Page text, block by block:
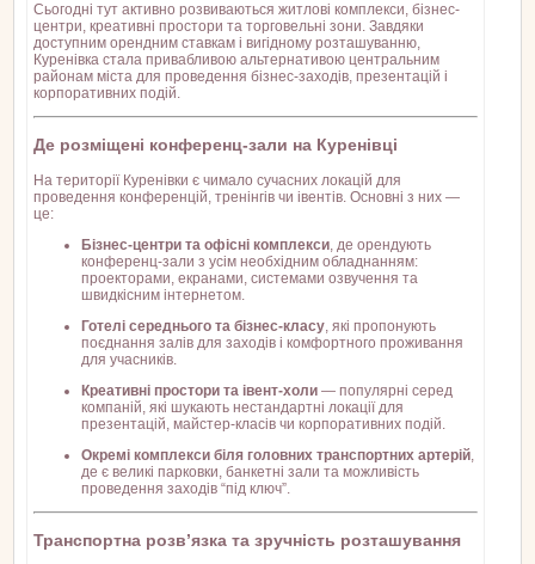
Сьогодні тут активно розвиваються житлові комплекси, бізнес-
центри, креативні простори та торговельні зони. Завдяки
доступним орендним ставкам і вигідному розташуванню,
Куренівка стала привабливою альтернативою центральним
районам міста для проведення бізнес-заходів, презентацій і
корпоративних подій.
Де розміщені конференц-зали на Куренівці
На території Куренівки є чимало сучасних локацій для
проведення конференцій, тренінгів чи івентів. Основні з них —
це:
Бізнес-центри та офісні комплекси , де орендують
конференц-зали з усім необхідним обладнанням:
проекторами, екранами, системами озвучення та
швидкісним інтернетом.
Готелі середнього та бізнес-класу , які пропонують
поєднання залів для заходів і комфортного проживання
для учасників.
Креативні простори та івент-холи — популярні серед
компаній, які шукають нестандартні локації для
презентацій, майстер-класів чи корпоративних подій.
Окремі комплекси біля головних транспортних артерій
де є великі парковки, банкетні зали та можливість
проведення заходів “під ключ”.
Транспортна розв’язка та зручність розташування